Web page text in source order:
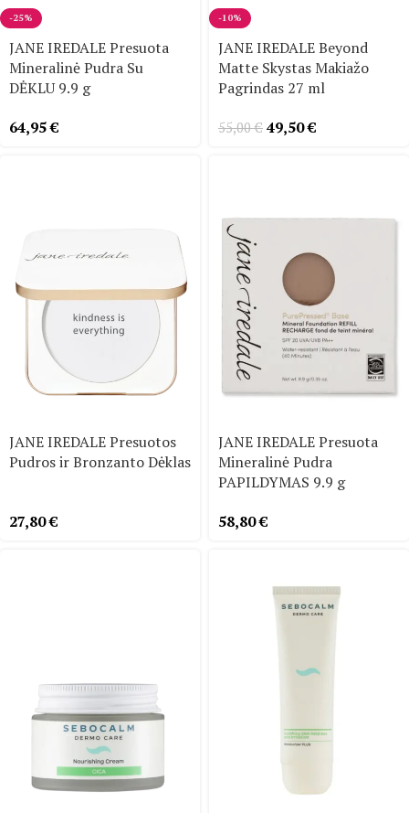
-25%
JANE IREDALE Presuota
Mineralinė Pudra Su
DĖKLU 9.9 g
64,95€
-10%
JANE IREDALE Beyond
Matte Skystas Makiažo
Pagrindas 27 ml
55,00€ 49,50€
JANE IREDALE Presuotos
Pudros ir Bronzanto Dėklas
27,80€
JANE IREDALE Presuota
Mineralinė Pudra
PAPILDYMAS 9.9 g
58,80€